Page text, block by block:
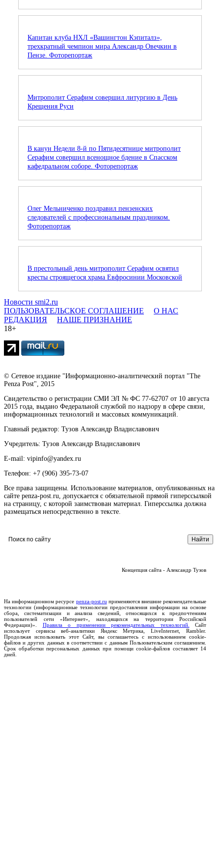
Капитан клуба НХЛ «Вашингтон Кэпиталз»,
трехкратный чемпион мира Александр Овечкин в
Пензе. Фоторепортаж
Митрополит Серафим совершил литургию в День
Крещения Руси
В канун Недели 8-й по Пятидесятнице митрополит
Серафим совершил всенощное бдение в Спасском
кафедральном соборе. Фоторепортаж
Олег Мельниченко поздравил пензенских
следователей с профессиональным праздником.
Фоторепортаж
В престольный день митрополит Серафим освятил
кресты строящегося храма Евфросинии Московской
Новости smi2.ru
ПОЛЬЗОВАТЕЛЬСКОЕ СОГЛАШЕНИЕ
О НАС
РЕДАКЦИЯ
НАШЕ ПРИЗНАНИЕ
18+
© Сетевое издание "Информационно-аналитический портал "The
Penza Post", 2015
Свидетельство о регистрации СМИ ЭЛ № ФС 77-62707 от 10 августа
2015 года, выдано Федеральной службой по надзору в сфере связи,
информационных технологий и массовых коммуникаций.
Главный редактор: Тузов Александр Владиславович
Учредитель: Тузов Александр Владиславович
E-mail: vipinfo@yandex.ru
Телефон: +7 (906) 395-73-07
Все права защищены. Использование материалов, опубликованных на
сайте penza-post.ru, допускается с обязательной прямой гиперссылкой
на страницу, с которой заимствован материал. Гиперссылка должна
размещаться непосредственно в тексте.
Концепция сайта - Александр Тузов
На информационном ресурсе penza-post.ru применяются внешние рекомендательные
технологии (информационные технологии предоставления информации на основе
сбора, систематизации и анализа сведений, относящихся к предпочтениям
пользователей сети «Интернет», находящихся на территории Российской
Федерации)». Правила о применении рекомендательных технологий.
Сайт
использует сервисы веб-аналитики Яндекс Метрика, LiveInternet, Rambler.
Продолжая использовать этот Сайт, вы соглашаетесь с использованием cookie-
файлов и других данных в соответствии с данным Пользовательским соглашением.
Срок обработки персональных данных при помощи cookie-файлов составляет 14
дней.